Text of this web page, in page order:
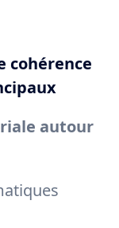
cohérence
autour